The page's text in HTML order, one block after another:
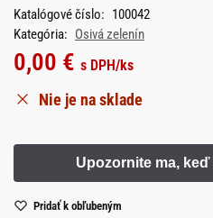
Katalógové číslo: 100042
Kategória: Osivá zelenín
0,00 € s DPH/ks
Nie je na sklade
Pridať k obľubeným